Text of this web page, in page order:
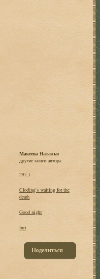
Макеева Наталья
другие книги автора:
295,7
Cloding`s waiting for the
death
Good night
Inri
Поделиться